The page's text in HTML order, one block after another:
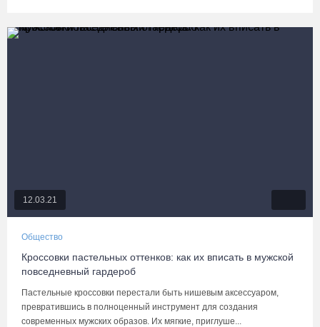
12.03.21
Общество
Кроссовки пастельных оттенков: как их вписать в мужской
повседневный гардероб
Пастельные кроссовки перестали быть нишевым аксессуаром,
превратившись в полноценный инструмент для создания
современных мужских образов. Их мягкие, приглуше...